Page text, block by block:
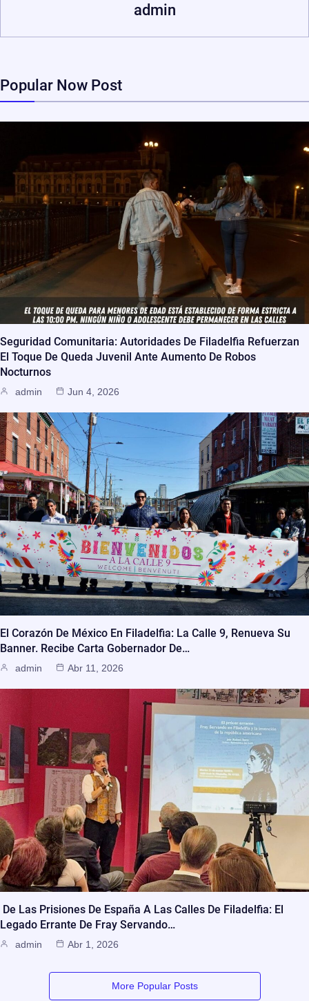
admin
Popular Now Post
Seguridad Comunitaria: Autoridades De Filadelfia Refuerzan
El Toque De Queda Juvenil Ante Aumento De Robos
Nocturnos
admin Jun 4, 2026
El Corazón De México En Filadelfia: La Calle 9, Renueva Su
Banner. Recibe Carta Gobernador De…
admin Abr 11, 2026
De Las Prisiones De España A Las Calles De Filadelfia: El
Legado Errante De Fray Servando…
admin Abr 1, 2026
More Popular Posts